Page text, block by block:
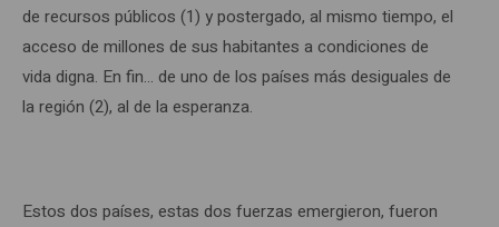
de recursos públicos (1) y postergado, al mismo tiempo, el
acceso de millones de sus habitantes a condiciones de
vida digna. En fin… de uno de los países más desiguales de
la región (2), al de la esperanza.
Estos dos países, estas dos fuerzas emergieron, fueron